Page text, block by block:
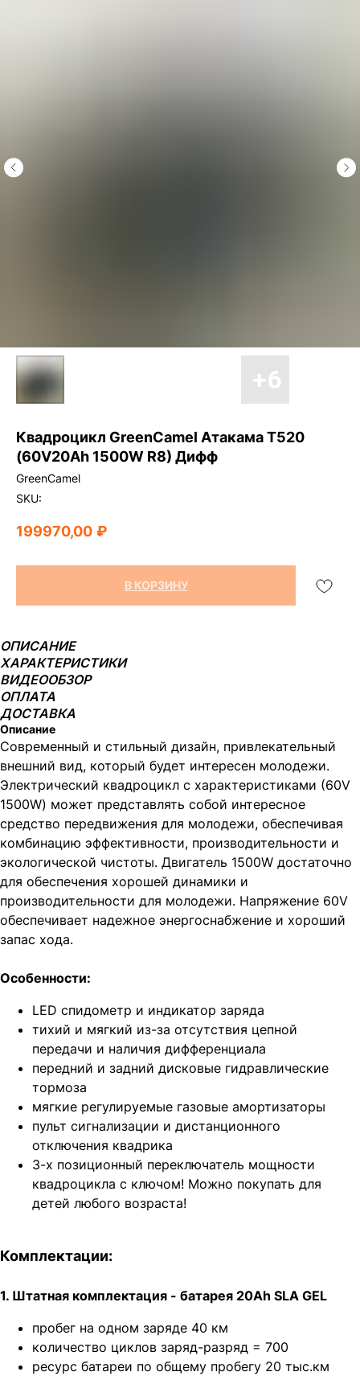
Квадроцикл GreenCamel Атакама T520
(60V20Ah 1500W R8) Дифф
GreenCamel
SKU:
199970,00 ₽
В КОРЗИНУ
ОПИСАНИЕ
ХАРАКТЕРИСТИКИ
ВИДЕООБЗОР
ОПЛАТА
ДОСТАВКА
Описание
Современный и стильный дизайн, привлекательный
внешний вид, который будет интересен молодежи.
Электрический квадроцикл с характеристиками (60V
1500W) может представлять собой интересное
средство передвижения для молодежи, обеспечивая
комбинацию эффективности, производительности и
экологической чистоты. Двигатель 1500W достаточно
для обеспечения хорошей динамики и
производительности для молодежи. Напряжение 60V
обеспечивает надежное энергоснабжение и хороший
запас хода.
Особенности:
LED спидометр и индикатор заряда
тихий и мягкий из-за отсутствия цепной
передачи и наличия дифференциала
передний и задний дисковые гидравлические
тормоза
мягкие регулируемые газовые амортизаторы
пульт сигнализации и дистанционного
отключения квадрика
3-х позиционный переключатель мощности
квадроцикла с ключом! Можно покупать для
детей любого возраста!
Комплектации:
1. Штатная комплектация - батарея 20Ah SLA GEL
пробег на одном заряде 40 км
количество циклов заряд-разряд = 700
ресурс батареи по общему пробегу 20 тыс.км